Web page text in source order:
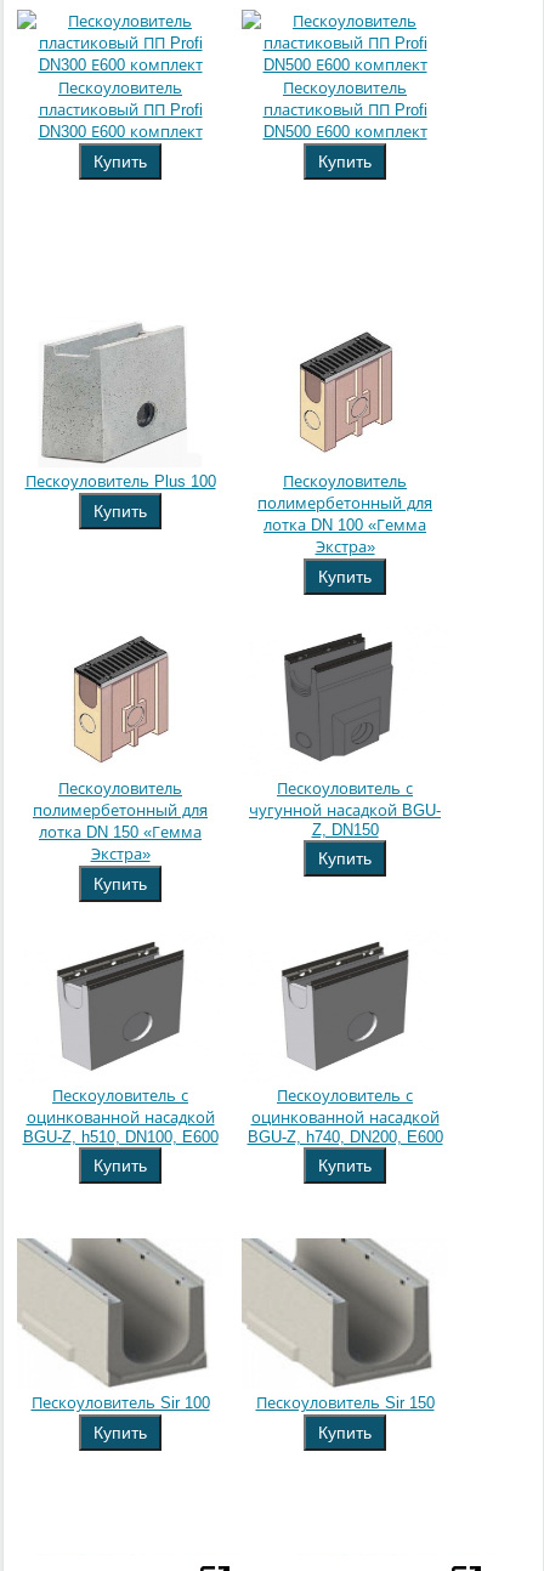
Пескоуловитель
пластиковый ПП Profi
DN300 Е600 комплект
Купить
Пескоуловитель
пластиковый ПП Profi
DN500 Е600 комплект
Купить
Пескоуловитель Plus 100
Купить
Пескоуловитель
полимербетонный для
лотка DN 100 «Гемма
Экстра»
Купить
Пескоуловитель
полимербетонный для
лотка DN 150 «Гемма
Экстра»
Купить
Пескоуловитель с
чугунной насадкой BGU-
Z, DN150
Купить
Пескоуловитель с
оцинкованной насадкой
BGU-Z, h510, DN100, E600
Купить
Пескоуловитель с
оцинкованной насадкой
BGU-Z, h740, DN200, E600
Купить
Пескоуловитель Sir 100
Купить
Пескоуловитель Sir 150
Купить